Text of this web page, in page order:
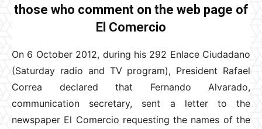
those who comment on the web page of
El Comercio
On 6 October 2012, during his 292 Enlace Ciudadano
(Saturday radio and TV program), President Rafael
Correa declared that Fernando Alvarado,
communication secretary, sent a letter to the
newspaper El Comercio requesting the names of the